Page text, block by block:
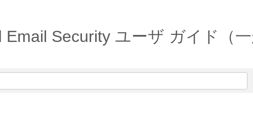
Security ユーザ ガイド（一